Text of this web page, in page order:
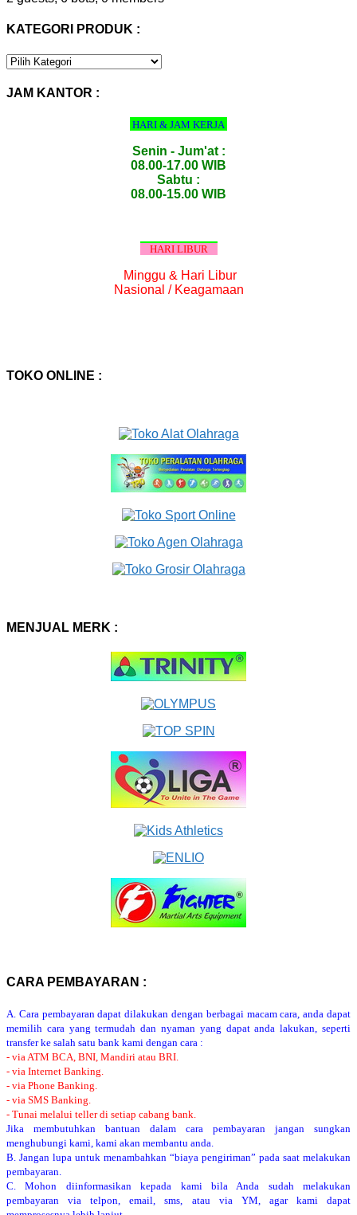
KATEGORI PRODUK :
KATEGORI
JAM KANTOR :
HARI & JAM KERJA
Senin - Jum'at :
08.00-17.00 WIB
Sabtu :
08.00-15.00 WIB
HARI LIBUR
Minggu & Hari Libur
Nasional / Keagamaan
TOKO ONLINE :
MENJUAL MERK :
CARA PEMBAYARAN :
A. Cara pembayaran dapat dilakukan dengan berbagai macam cara, anda dapat
memilih cara yang termudah dan nyaman yang dapat anda lakukan, seperti
transfer ke salah satu bank kami dengan cara :
- via ATM BCA, BNI, Mandiri atau BRI.
- via Internet Banking.
- via Phone Banking.
- via SMS Banking.
- Tunai melalui teller di setiap cabang bank.
Jika membutuhkan bantuan dalam cara pembayaran jangan sungkan
menghubungi kami, kami akan membantu anda.
B. Jangan lupa untuk menambahkan “biaya pengiriman” pada saat melakukan
pembayaran.
C. Mohon diinformasikan kepada kami bila Anda sudah melakukan
pembayaran via telpon, email, sms, atau via YM, agar kami dapat